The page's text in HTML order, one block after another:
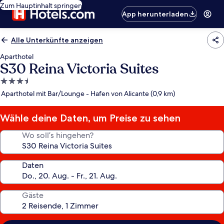
Zum Hauptinhalt springen
App herunterladen
Alle Unterkünfte anzeigen
Aparthotel
S30 Reina Victoria Suites
3.5-
Sterne-
Aparthotel mit Bar/Lounge - Hafen von Alicante (0,9 km)
Wähle deine Daten, um Preise zu sehen
Wo soll’s hingehen?
Daten
Gäste